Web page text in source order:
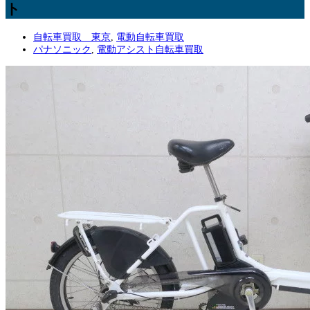
ト
自転車買取 東京 電動自転車買取
パナソニック
電動アシスト自転車買取